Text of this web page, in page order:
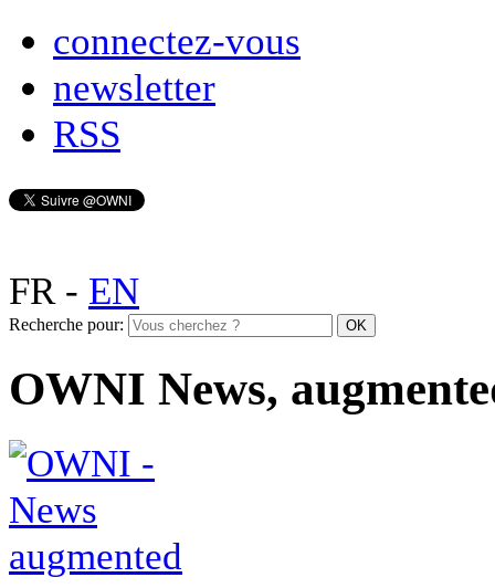
connectez-vous
newsletter
RSS
FR- EN
Recherche pour:
OWNI News,